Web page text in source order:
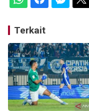
Terkait